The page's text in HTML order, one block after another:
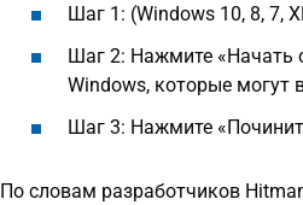
Шаг 1: (Windows 10, 8, 7,
Шаг 2: Нажмите «Начать
Windows, которые
Шаг 3: Нажмите
По словам разработчиков